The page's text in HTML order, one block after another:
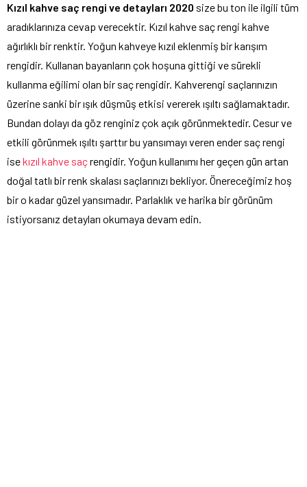
Kızıl kahve saç rengi ve detayları 2020 size bu ton ile ilgili tüm
aradıklarınıza cevap verecektir. Kızıl kahve saç rengi kahve
ağırlıklı bir renktir. Yoğun kahveye kızıl eklenmiş bir karışım
rengidir. Kullanan bayanların çok hoşuna gittiği ve sürekli
kullanma eğilimi olan bir saç rengidir. Kahverengi saçlarınızın
üzerine sanki bir ışık düşmüş etkisi vererek ışıltı sağlamaktadır.
Bundan dolayı da göz renginiz çok açık görünmektedir. Cesur ve
etkili görünmek ışıltı şarttır bu yansımayı veren ender saç rengi
isekızıl kahve saçrengidir. Yoğun kullanımı her geçen gün artan
doğal tatlı bir renk skalası saçlarınızı bekliyor. Önereceğimiz hoş
bir o kadar güzel yansımadır. Parlaklık ve harika bir görünüm
istiyorsanız detayları okumaya devam edin.